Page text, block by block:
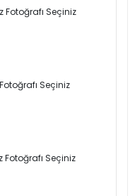
Fotoğrafı Seçiniz
Seçiniz
Fotoğrafı Seçiniz